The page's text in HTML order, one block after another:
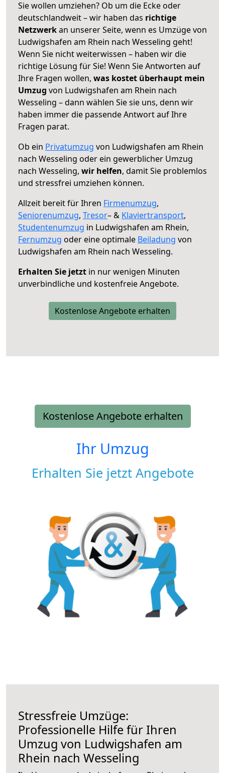
Sie wollen umziehen? Ob um die Ecke oder
deutschlandweit – wir haben das richtige
Netzwerkan unserer Seite, wenn es Umzüge von
Ludwigshafen am Rhein nach Wesseling geht!
Wenn Sie nicht weiterwissen – haben wir die
richtige Lösung für Sie! Wenn Sie Antworten auf
Ihre Fragen wollen, was kostet überhaupt mein
Umzug von Ludwigshafen am Rhein nach
Wesseling – dann wählen Sie sie uns, denn wir
haben immer die passende Antwort auf Ihre
Fragen parat.
Ob ein Privatumzug von Ludwigshafen am Rhein
nach Wesseling oder ein gewerblicher Umzug
nach Wesseling, wir helfen, damit Sie problemlos
und stressfrei umziehen können.
Allzeit bereit für Ihren Firmenumzug,
Seniorenumzug, Tresor– & Klaviertransport,
Studentenumzug in Ludwigshafen am Rhein,
Fernumzug oder eine optimale Beiladung von
Ludwigshafen am Rhein nach Wesseling.
Erhalten Sie jetzt in nur wenigen Minuten
unverbindliche und kostenfreie Angebote.
Kostenlose Angebote erhalten
Kostenlose Angebote erhalten
Ihr Umzug
Erhalten Sie jetzt Angebote
Stressfreie Umzüge:
Professionelle Hilfe für Ihren
Umzug von Ludwigshafen am
Rhein nach Wesseling